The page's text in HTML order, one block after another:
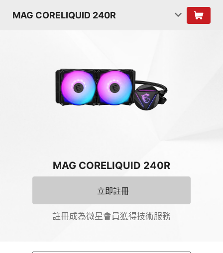
MAG CORELIQUID 240R
MAG CORELIQUID 240R
立即註冊
註冊成為微星會員獲得技術服務